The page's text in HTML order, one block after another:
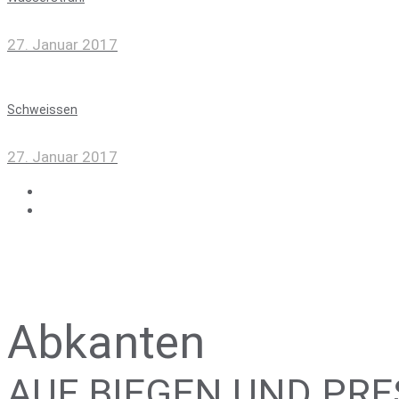
27. Januar 2017
Schweis­sen
27. Januar 2017
Abkanten